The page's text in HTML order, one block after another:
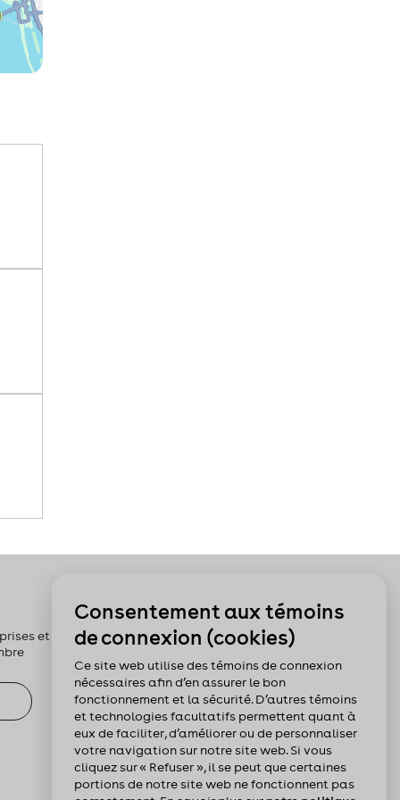
et les
Pour nous suivre :
Consentement aux témoins
de connexion (cookies)
Ce site web utilise des témoins de connexion
nécessaires afin d’en assurer le bon
fonctionnement et la sécurité. D’autres témoins
et technologies facultatifs permettent quant à
eux de faciliter, d’améliorer ou de personnaliser
votre navigation sur notre site web. Si vous
cliquez sur « Refuser », il se peut que certaines
portions de notre site web ne fonctionnent pas